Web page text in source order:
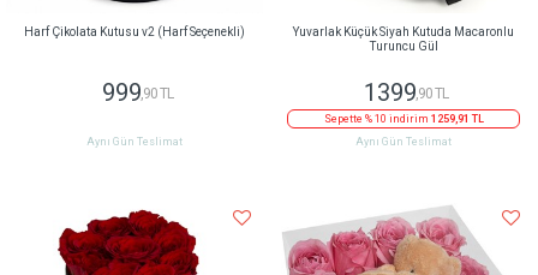
Harf Çikolata Kutusu v2 (Harf Seçenekli)
999,90 TL
Aynı Gün Teslimat
Yuvarlak Küçük Siyah Kutuda Macaronlu
Turuncu Gül
1399,90 TL
Sepette % 10 indirim 1259,91 TL
Aynı Gün Teslimat